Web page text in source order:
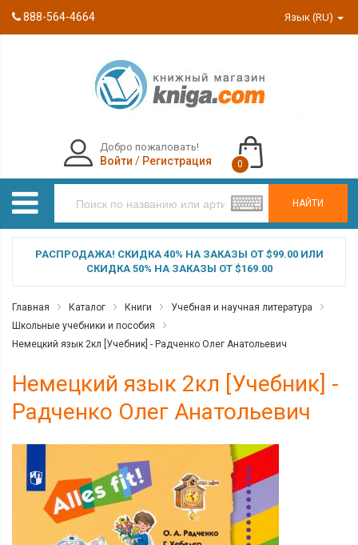
888-564-4664 Язык (RU)
НАЙТИ
Добро пожаловать!
Войти / Регистрация 0
РАСПРОДАЖА! СКИДКА 40% НА ЗАКАЗЫ ОТ $99.00 ИЛИ
СКИДКА 50% НА ЗАКАЗЫ ОТ $169.00
Главная Каталог Книги
Учебная и научная литература
Школьные учебники и пособия
Немецкий язык 2кл [Учебник] - Радченко Олег Анатольевич
Немецкий язык 2кл [Учебник] -
Радченко Олег Анатольевич